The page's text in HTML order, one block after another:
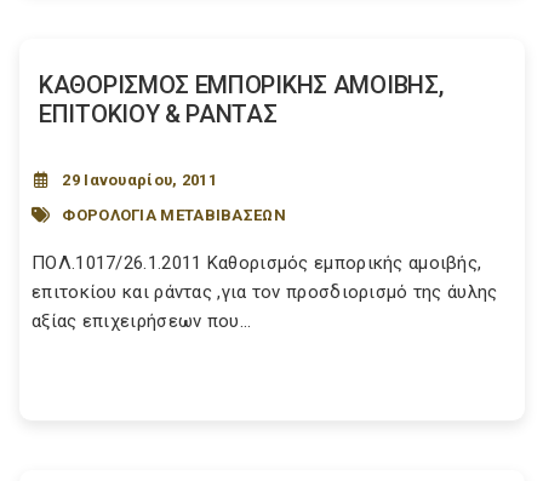
ΚΑΘΟΡΙΣΜΟΣ ΕΜΠΟΡΙΚΗΣ ΑΜΟΙΒΗΣ,
ΕΠΙΤΟΚΙΟΥ & ΡΑΝΤΑΣ
29 Ιανουαρίου, 2011
ΦΟΡΟΛΟΓΙΑ ΜΕΤΑΒΙΒΑΣΕΩΝ
ΠΟΛ.1017/26.1.2011 Καθορισμός εμπορικής αμοιβής,
επιτοκίου και ράντας ,για τον προσδιορισμό της άυλης
αξίας επιχειρήσεων που...